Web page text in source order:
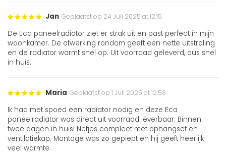
Jan Geplaatst op 24 Juli 2025 at 12:15
De Eca paneelradiator ziet er strak uit en past perfect in mijn
woonkamer. De afwerking rondom geeft een nette uitstraling
en de radiator warmt snel op. Uit voorraad geleverd, dus snel
in huis.
Maria Geplaatst op 1 Juli 2025 at 12:58
Ik had met spoed een radiator nodig en deze Eca
paneelradiator was direct uit voorraad leverbaar. Binnen
twee dagen in huis! Netjes compleet met ophangset en
ventilatiekap. Montage was zo gepiept en hij geeft heerlijk
veel warmte.